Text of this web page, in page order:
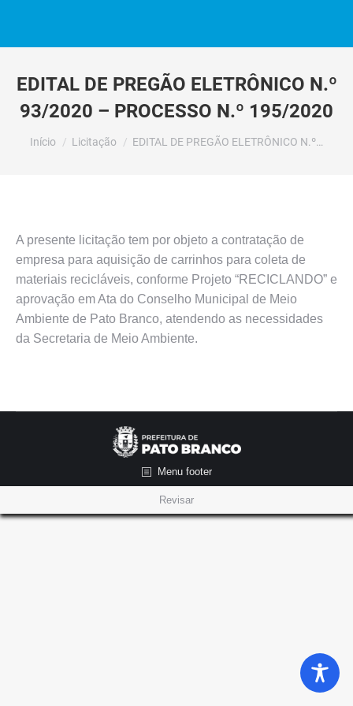
EDITAL DE PREGÃO ELETRÔNICO N.º
93/2020 – PROCESSO N.º 195/2020
Você está aqui:
Início Licitação EDITAL DE PREGÃO ELETRÔNICO N.º…
A presente licitação tem por objeto a contratação de
empresa para aquisição de carrinhos para coleta de
materiais recicláveis, conforme Projeto “RECICLANDO” e
aprovação em Ata do Conselho Municipal de Meio
Ambiente de Pato Branco, atendendo as necessidades
da Secretaria de Meio Ambiente.
Menu footer
Revisar